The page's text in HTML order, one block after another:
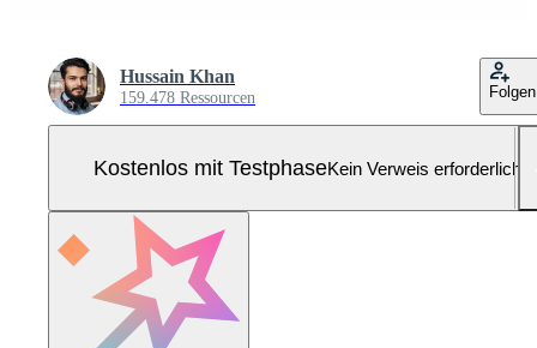
Hussain Khan
159.478 Ressourcen Folgen
Kostenlos mit TestphaseKein Verweis erforderlich